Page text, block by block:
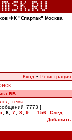
ФК "Спартак" Москва
Вход • Регистрация
ВВ
тема
7773 ]
5 6 7 8 9 156
След.
Добавить